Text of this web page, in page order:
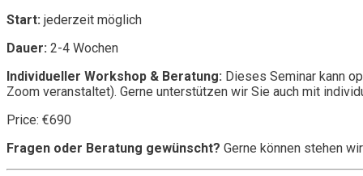
Start: jederzeit möglich
Dauer: 2-4 Wochen
Individueller Workshop & Beratung: Dieses Seminar kann
Zoom veranstaltet). Gerne unterstützen wir Sie auch mit
Price: €690
Fragen oder Beratung gewünscht? Gerne können stehen